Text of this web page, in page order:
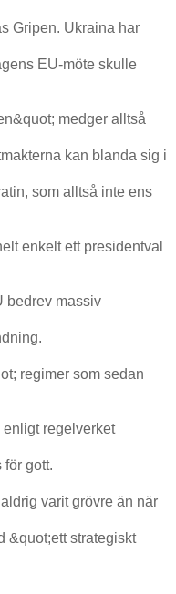
Gripen. Ukraina har
EU-möte skulle
medger alltså
kan blanda sig i
som alltså inte ens
enkelt ett presidentval
bedrev massiv
regimer som sedan
enligt regelverket
för gott.
varit grövre än när
&quot;ett strategiskt